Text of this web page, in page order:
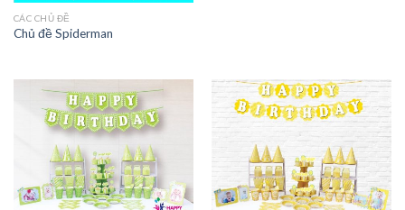
CÁC CHỦ ĐỀ
Chủ đề Spiderman